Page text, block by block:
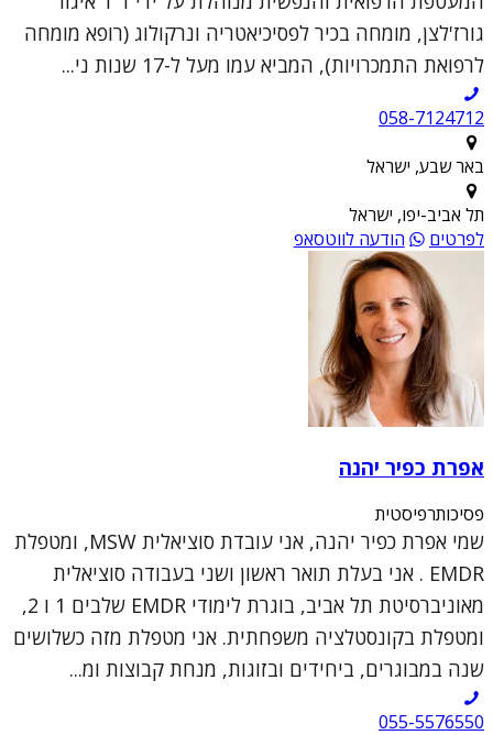
גורז'לצן, מומחה בכיר לפסיכיאטריה ונרקולוג (רופא מומחה
לרפואת התמכרויות), המביא עמו מעל ל-17 שנות ני...
058-7124712
באר שבע, ישראל
תל אביב-יפו, ישראל
לפרטים
הודעה לווטסאפ
אפרת כפיר יהנה
פסיכותרפיסטית
שמי אפרת כפיר יהנה, אני עובדת סוציאלית MSW, ומטפלת
EMDR . אני בעלת תואר ראשון ושני בעבודה סוציאלית
מאוניברסיטת תל אביב, בוגרת לימודי EMDR שלבים 1 ו 2,
ומטפלת בקונסטלציה משפחתית. אני מטפלת מזה כשלושים
שנה במבוגרים, ביחידים ובזוגות, מנחת קבוצות ומ...
055-5576550